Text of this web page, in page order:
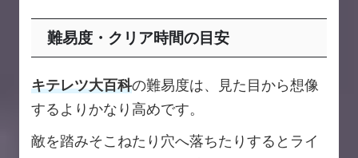
難易度・クリア時間の目安
キテレツ大百科の難易度は、見た目から想像
するよりかなり高めです。
敵を踏みそこねたり穴へ落ちたりするとライ